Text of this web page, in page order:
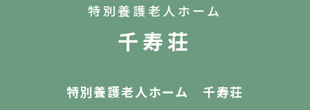
特別養護老人ホーム
千寿荘
特別養護老人ホーム 千寿荘